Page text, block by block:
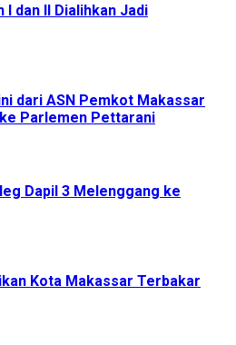
I dan II Dialihkan Jadi
dari ASN Pemkot Makassar
Parlemen Pettarani
Dapil 3 Melenggang ke
Kota Makassar Terbakar